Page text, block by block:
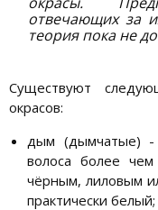
отвечающих за
теория пока не
Существуют
окрасов:
дым (дымчатые) -
волоса более
чёрным, лиловым
практически белый;